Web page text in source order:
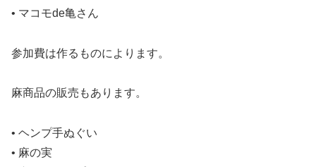
• マコモde亀さん
参加費は作るものによります。
麻商品の販売もあります。
• ヘンプ手ぬぐい
• 麻の実